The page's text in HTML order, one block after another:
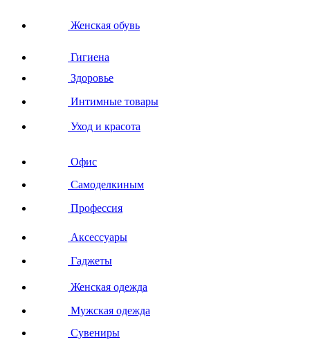
Женская обувь
Гигиена
Здоровье
Интимные товары
Уход и красота
Офис
Самоделкиным
Профессия
Аксессуары
Гаджеты
Женская одежда
Мужская одежда
Сувениры